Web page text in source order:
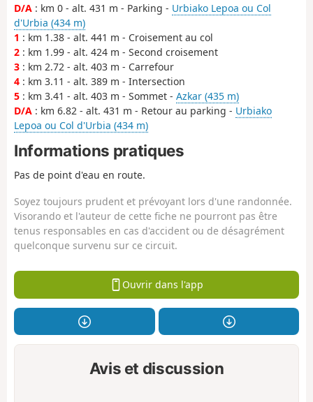
D/A : km 0 - alt. 431 m - Parking - Urbiako Lepoa ou Col
d'Urbia (434 m)
1 : km 1.38 - alt. 441 m - Croisement au col
2 : km 1.99 - alt. 424 m - Second croisement
3 : km 2.72 - alt. 403 m - Carrefour
4 : km 3.11 - alt. 389 m - Intersection
5 : km 3.41 - alt. 403 m - Sommet - Azkar (435 m)
D/A : km 6.82 - alt. 431 m - Retour au parking - Urbiako
Lepoa ou Col d'Urbia (434 m)
Informations pratiques
Pas de point d'eau en route.
Soyez toujours prudent et prévoyant lors d'une randonnée.
Visorando et l'auteur de cette fiche ne pourront pas être
tenus responsables en cas d'accident ou de désagrément
quelconque survenu sur ce circuit.
Ouvrir dans l'app
Avis et discussion